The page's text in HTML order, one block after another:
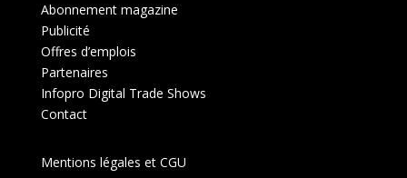
Abonnement magazine
Publicité
Offres d’emplois
Partenaires
Infopro Digital Trade Shows
Contact
Mentions légales et CGU